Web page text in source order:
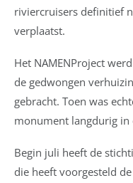
riviercruisers definitief
verplaatst.
Het NAMENProject
de gedwongen
gebracht. Toen was
monument langdurig in
Begin juli heeft de
die heeft voorgesteld